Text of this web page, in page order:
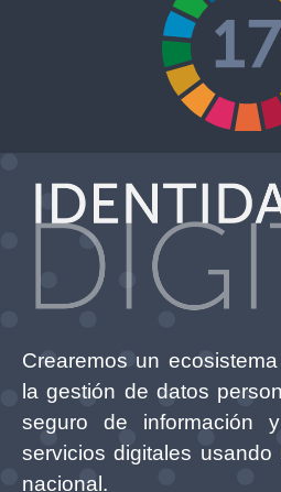
Crearemos un
la gestión de datos
seguro de información
servicios digitales usando
nacional.